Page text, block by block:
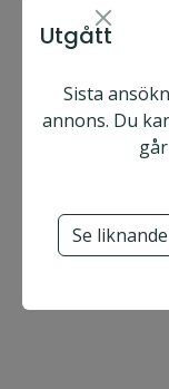
Utgått
Sista
annons. Du
Se